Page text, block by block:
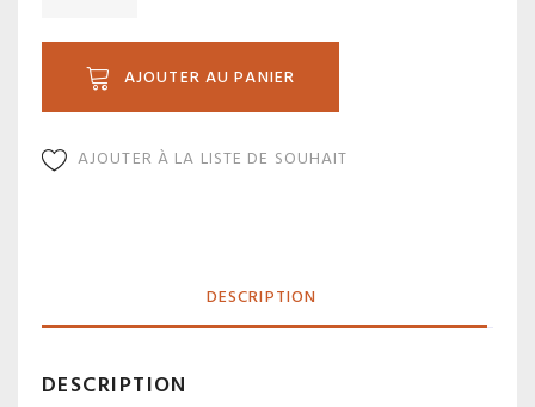
AJOUTER AU PANIER
AJOUTER À LA LISTE DE SOUHAIT
DESCRIPTION
DESCRIPTION